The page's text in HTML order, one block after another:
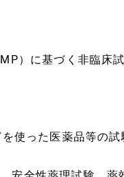
）に基づく非臨床
使った医薬品等の試